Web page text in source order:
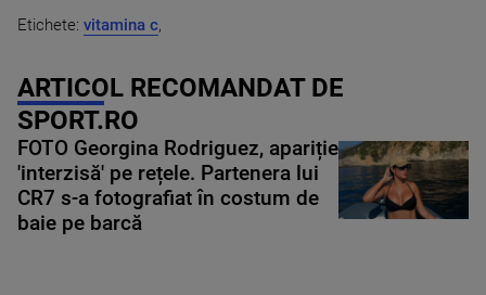
Etichete: vitamina c,
ARTICOL RECOMANDAT DE
SPORT.RO
FOTO Georgina Rodriguez, apariție
'interzisă' pe rețele. Partenera lui
CR7 s-a fotografiat în costum de
baie pe barcă